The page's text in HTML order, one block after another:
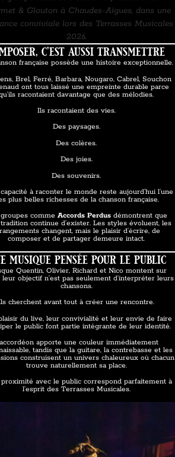
& Glouton à Chaudes-Aigues, dans une
conviviale lors des Terrasses Musicales
2026.
c’est aussi transmettre
française possède une histoire exceptionnelle.
Brel, Ferré, Barbara, Nougaro, Cabrel, Souchon
ont tous laissé une empreinte durable parce
racontaient davantage que des mélodies.
Ils racontaient des vies.
Des paysages.
Des colères.
Des joies.
Des souvenirs.
à raconter le monde reste aujourd’hui l’une
plus belles richesses de la chanson française.
commeAccords Perdus démontrent que
continue d’exister. Les styles évoluent, les
changent, mais le plaisir d’écrire, de
composer et de partager demeure intact.
musique pensée pour le public
Quentin, Olivier, Richard et Nico montent sur
leur objectif n’est pas seulement d’interpréter leurs
chansons.
cherchent avant tout à créer une rencontre.
du live, leur convivialité et leur envie de faire
le public font partie intégrante de leur identité.
apporte une couleur immédiatement
tandis que la guitare, la contrebasse et les
construisent un univers chaleureux où chacun
trouve naturellement sa place.
avec le public correspond parfaitement à
l’esprit des Terrasses Musicales.